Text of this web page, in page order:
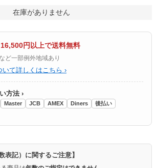
在庫がありません
16,500円以上で送料無料
ど一部例外地域あり
て詳しくはこちら ›
方法 ›
Master JCB AMEX Diners
後払い
表記）に関するご注意】